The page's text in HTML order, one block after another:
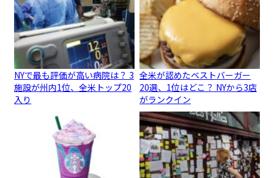
NYで最も評価が高い病院は？ 3
施設が州内1位、全米トップ20
入り
全米が認めたベストバーガー
20選、1位はどこ？ NYから3店
がランクイン